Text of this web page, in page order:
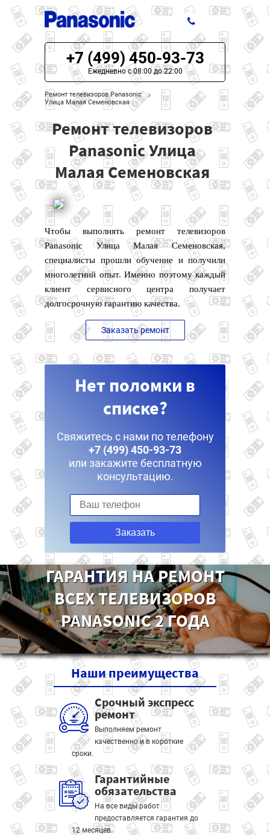
ЦЕНЫ НА РЕМОНТ
О СЕРВИСЕ
МОДЕЛИ PANASONIC
НАШИ КОНТАКТЫ
+7 (499) 450-93-73
Ежедневно с 08:00 до 22:00
Ремонт телевизоров Panasonic
Улица Малая Семеновская
Ремонт телевизоров
Panasonic Улица
Малая Семеновская
Чтобы выполнять ремонт телевизоров
Panasonic Улица Малая Семеновская,
специалисты прошли обучение и получили
многолетний опыт. Именно поэтому каждый
клиент сервисного центра получает
долгосрочную гарантию качества.
Заказать ремонт
Нет поломки в
списке?
Свяжитесь с нами по телефону
+7 (499) 450-93-73
или закажите бесплатную
консультацию.
Заказать
ГАРАНТИЯ НА РЕМОНТ
ВСЕХ ТЕЛЕВИЗОРОВ
PANASONIC 2 ГОДА
Нашипреимущества
Срочный экспресс
ремонт
Выполняем ремонт
качественно и в короткие
сроки.
Гарантийные
обязательства
На все виды работ
предоставляется гарантия до
12 месяцев.